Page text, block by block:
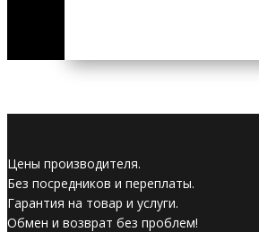
Цены производителя.
Без посредников и переплаты.
Гарантия на товар и услуги.
Обмен и возврат без проблем!